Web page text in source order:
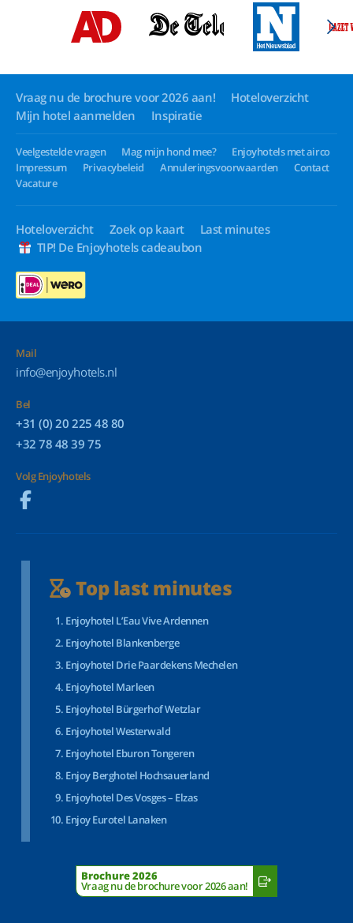
Vraag nu de brochure voor 2026 aan!
Hoteloverzicht
Mijn hotel aanmelden
Inspiratie
Veelgestelde vragen Mag mijn hond mee?
Enjoyhotels met airco
Impressum
Privacybeleid Annuleringsvoorwaarden
Contact
Vacature
Hoteloverzicht Zoek op kaart
Last minutes
TIP! De Enjoyhotels cadeaubon
Mail
info@enjoyhotels.nl
Bel
+31 (0) 20 225 48 80
+32 78 48 39 75
Volg Enjoyhotels
Top last minutes
Enjoyhotel L’Eau Vive Ardennen
Enjoyhotel Blankenberge
Enjoyhotel Drie Paardekens Mechelen
Enjoyhotel Marleen
Enjoyhotel Bürgerhof Wetzlar
Enjoyhotel Westerwald
Enjoyhotel Eburon Tongeren
Enjoy Berghotel Hochsauerland
Enjoyhotel Des Vosges – Elzas
Enjoy Eurotel Lanaken
Brochure 2026
Vraag nu de brochure voor 2026 aan!